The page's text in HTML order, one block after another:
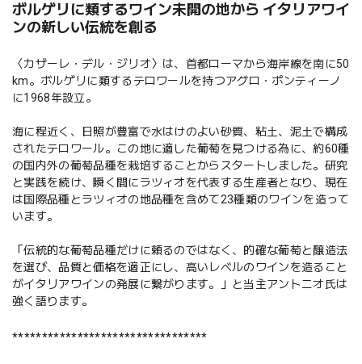
ボルゲリに類するワイン未開の地から イタリアワイ
ンの新しい伝統を創る
〈カザーレ・デル・ジリオ〉は、首都ローマから海岸線を南に50
km。ボルゲリに類するテロワールを持つアグロ・ポンティーノ
に1968年設立。
海に程近く、日照が豊富で水はけのよい砂質、粘土、泥土で構成
されたテロワール。この地に適した葡萄を見つける為に、約60種
の国内外の葡萄品種を栽培することからスタートしました。研究
と実践を続け、瞬く間にラツィオを代表する生産者となり、現在
は国際品種とラツィオの地品種を含めて23種類のワインを造って
います。
「伝統的な葡萄品種だけに頼るのではなく、的確な葡萄と醸造法
を選び、品質と価格を適正にし、高いレベルのワインを造ること
がイタリアワインの発展に繋がります。」と当主アントニオ氏は
強く語ります。
*********************************